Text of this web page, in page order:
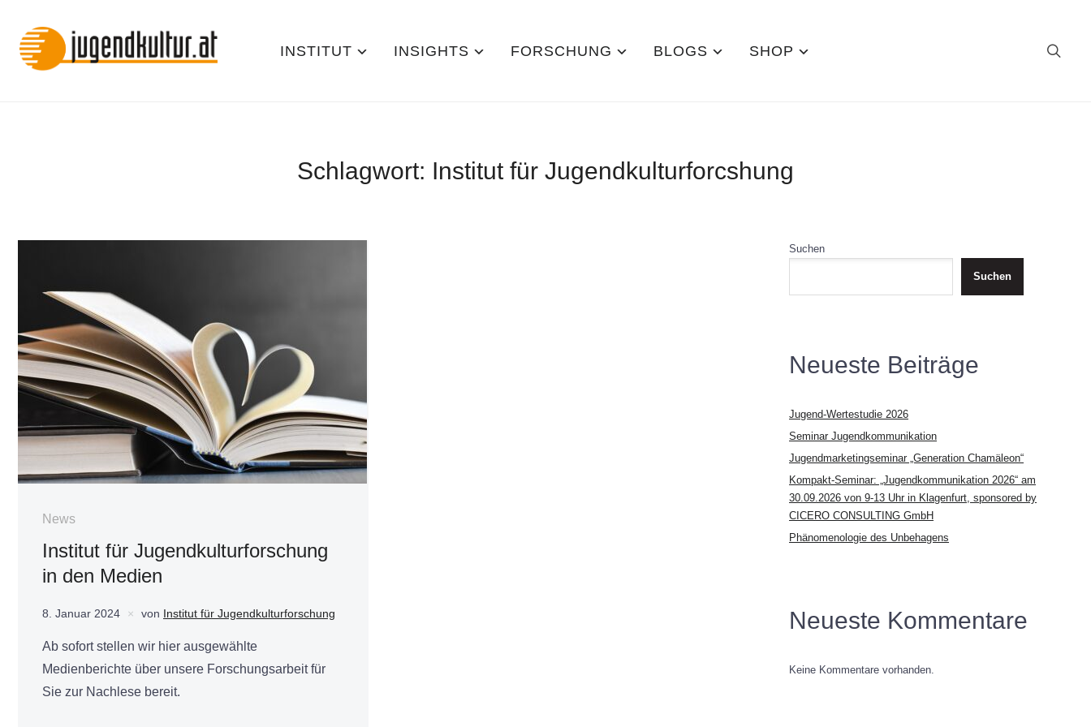
INSTITUT INSIGHTS FORSCHUNG BLOGS SHOP
Schlagwort: Institut für Jugendkulturforcshung
News
Institut für Jugendkulturforschung
in den Medien
8. Januar 2024 von Institut für Jugendkulturforschung
Ab sofort stellen wir hier ausgewählte
Medienberichte über unsere Forschungsarbeit für
Sie zur Nachlese bereit.
Suchen
Suchen
Neueste Beiträge
Jugend-Wertestudie 2026
Seminar Jugendkommunikation
Jugendmarketingseminar „Generation Chamäleon“
Kompakt-Seminar: „Jugendkommunikation 2026“ am
30.09.2026 von 9-13 Uhr in Klagenfurt, sponsored by
CICERO CONSULTING GmbH
Phänomenologie des Unbehagens
Neueste Kommentare
Keine Kommentare vorhanden.